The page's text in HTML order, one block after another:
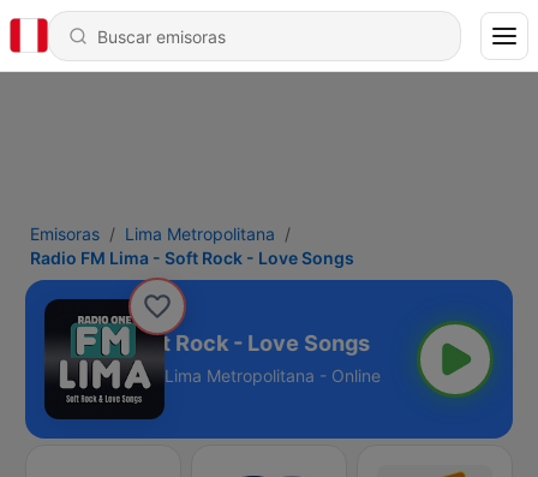
Emisoras
Lima Metropolitana
Radio FM Lima - Soft Rock - Love Songs
FM Lima - Soft Rock - Love Songs
Lima Metropolitana - Online